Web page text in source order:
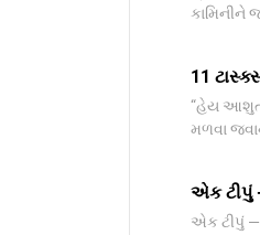
કામિનીને
11
“હેય
મળવા
એક ટીપું
એક ટીપું